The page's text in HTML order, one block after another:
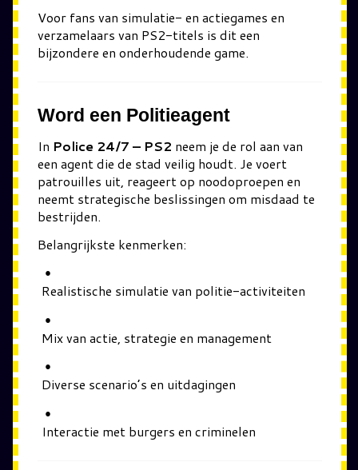
Voor fans van simulatie- en actiegames en
verzamelaars van PS2-titels is dit een
bijzondere en onderhoudende game.
Word een Politieagent
In Police 24/7 – PS2 neem je de rol aan van
een agent die de stad veilig houdt. Je voert
patrouilles uit, reageert op noodoproepen en
neemt strategische beslissingen om misdaad te
bestrijden.
Belangrijkste kenmerken:
Realistische simulatie van politie-activiteiten
Mix van actie, strategie en management
Diverse scenario’s en uitdagingen
Interactie met burgers en criminelen